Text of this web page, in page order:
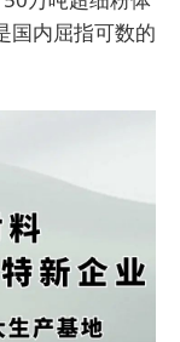
国内屈指可数的